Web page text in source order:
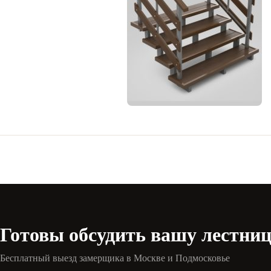
Готовы обсудить вашу
Бесплатный выезд замерщика в Москве и Подмосковье